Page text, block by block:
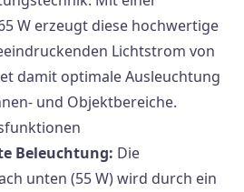
W erzeugt diese hochwertige
Lichtstrom von
damit optimale Ausleuchtung
und Objektbereiche.
Beleuchtung: Die
unten (55 W) wird durch ein